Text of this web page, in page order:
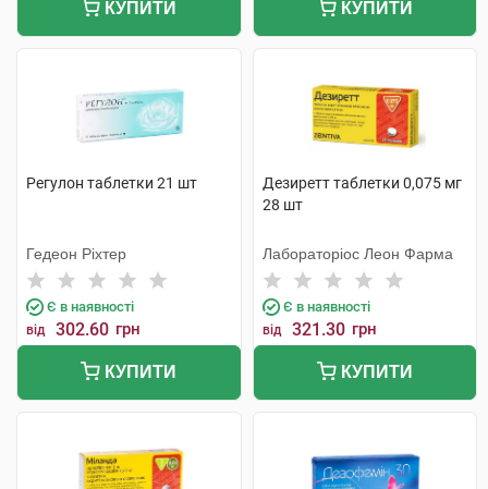
КУПИТИ КУПИТИ
Регулон таблетки 21 шт
Гедеон Ріхтер
Є в наявності
від 302.60 грн
КУПИТИ
Дезиретт таблетки 0,075 мг
28 шт
Лабораторіос Леон Фарма
Є в наявності
від 321.30 грн
КУПИТИ